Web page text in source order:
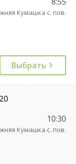
Кумашка с. пов.
Выбрать
10:30
Кумашка с. пов.